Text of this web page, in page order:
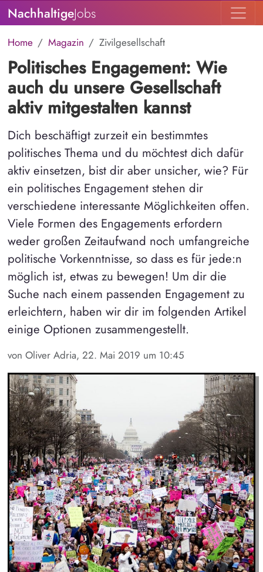
NachhaltigeJobs
Home Magazin Zivilgesellschaft
Politisches Engagement: Wie
auch du unsere Gesellschaft
aktiv mitgestalten kannst
Dich beschäftigt zurzeit ein bestimmtes
politisches Thema und du möchtest dich dafür
aktiv einsetzen, bist dir aber unsicher, wie? Für
ein politisches Engagement stehen dir
verschiedene interessante Möglichkeiten offen.
Viele Formen des Engagements erfordern
weder großen Zeitaufwand noch umfangreiche
politische Vorkenntnisse, so dass es für jede:n
möglich ist, etwas zu bewegen! Um dir die
Suche nach einem passenden Engagement zu
erleichtern, haben wir dir im folgenden Artikel
einige Optionen zusammengestellt.
von Oliver Adria, 22. Mai 2019 um 10:45